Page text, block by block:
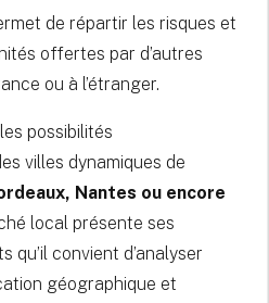
de répartir les risques et
offertes par d’autres
ou à l’étranger.
possibilités
villes dynamiques de
Nantes ou encore
local présente ses
convient d’analyser
géographique et